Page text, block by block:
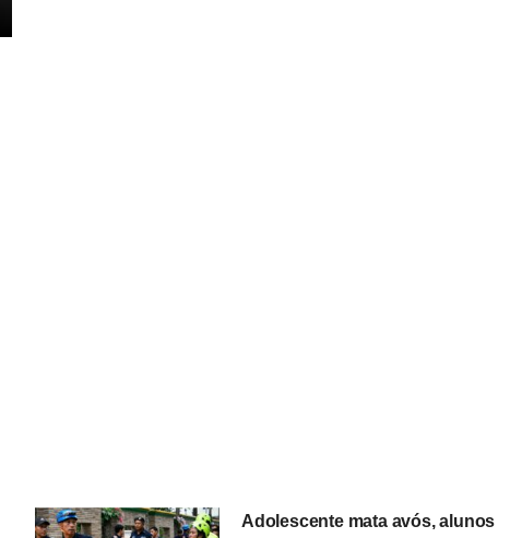
Adolescente mata avós, alunos